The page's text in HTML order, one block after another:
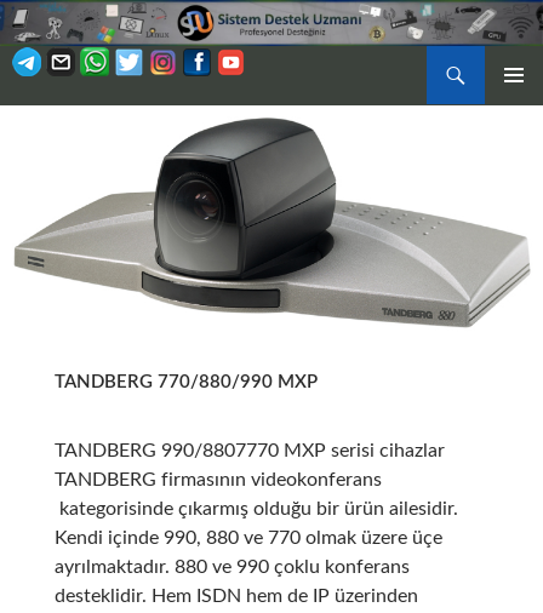
Ara
TANDBERG 770/880/990 MXP
TANDBERG 990/8807770 MXP serisi cihazlar
TANDBERG firmasının videokonferans
kategorisinde çıkarmış olduğu bir ürün ailesidir.
Kendi içinde 990, 880 ve 770 olmak üzere üçe
ayrılmaktadır. 880 ve 990 çoklu konferans
desteklidir. Hem ISDN hem de IP üzerinden